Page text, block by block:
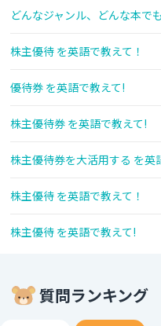
どんなジャンル、どんな本で
株主優待 を英語で教えて！
優待券 を英語で教えて!
株主優待券 を英語で教えて!
株主優待券を大活用する を英
株主優待 を英語で教えて！
株主優待 を英語で教えて!
質問ランキング